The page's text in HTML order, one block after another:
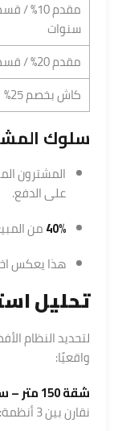
سنوات
مقدم 20% / قسط 8 سنين
كاش بخصم 25%
سلوك
المشترون
على الدفع.
40%من
هذا يعكس
تحليل
لتحديد النظام
واقعيًا:
شقة 150 متر – سعر الكاش: 2,500,000 جنيه
نقارن بين 3 أنظمة: